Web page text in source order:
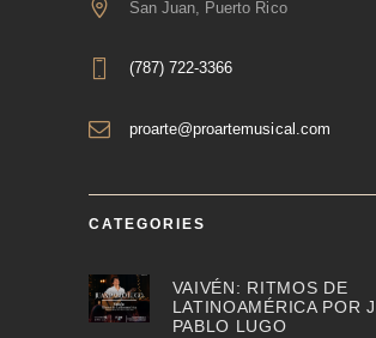
San Juan, Puerto Rico
(787) 722-3366
proarte@proartemusical.com
CATEGORIES
VAIVÉN: RITMOS DE
LATINOAMÉRICA POR
PABLO LUGO